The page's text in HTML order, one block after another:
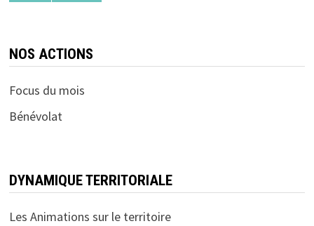
NOS ACTIONS
Focus du mois
Bénévolat
DYNAMIQUE TERRITORIALE
Les Animations sur le territoire